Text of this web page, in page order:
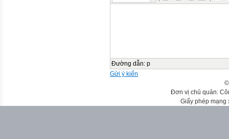
Đường dẫn: p
Gửi ý kiến
Đơn vị chủ quản:
Giấy phép mạng